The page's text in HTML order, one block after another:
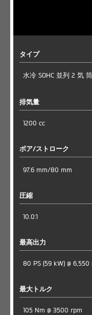
タイプ
水冷 SOHC 並列 2 気
排気量
1200 cc
ボア/ストローク
97.6 mm/80 mm
圧縮
10.0:1
最高出力
80 PS (59 kW) @ 6,550
最大トルク
105 Nm @ 3500 rpm